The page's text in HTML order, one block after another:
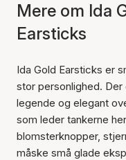
Mere om Ida
Earsticks
Ida Gold Earsticks er
stor personlighed.
legende og elegant
som leder tankerne
blomsterknopper,
måske små glade